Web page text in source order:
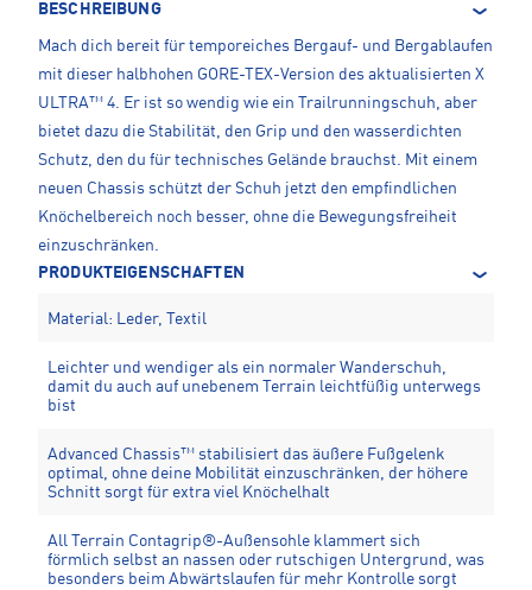
BESCHREIBUNG
Mach dich bereit für temporeiches Bergauf- und Bergablaufen
mit dieser halbhohen GORE-TEX-Version des aktualisierten X
ULTRA™ 4. Er ist so wendig wie ein Trailrunningschuh, aber
bietet dazu die Stabilität, den Grip und den wasserdichten
Schutz, den du für technisches Gelände brauchst. Mit einem
neuen Chassis schützt der Schuh jetzt den empfindlichen
Knöchelbereich noch besser, ohne die Bewegungsfreiheit
einzuschränken.
PRODUKTEIGENSCHAFTEN
Material: Leder, Textil
Leichter und wendiger als ein normaler Wanderschuh,
damit du auch auf unebenem Terrain leichtfüßig unterwegs
bist
Advanced Chassis™ stabilisiert das äußere Fußgelenk
optimal, ohne deine Mobilität einzuschränken, der höhere
Schnitt sorgt für extra viel Knöchelhalt
All Terrain Contagrip®-Außensohle klammert sich
förmlich selbst an nassen oder rutschigen Untergrund, was
besonders beim Abwärtslaufen für mehr Kontrolle sorgt